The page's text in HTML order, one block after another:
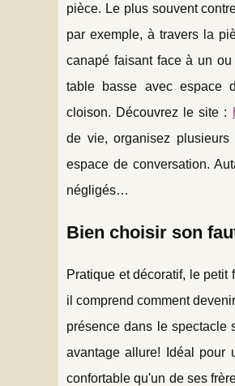
pièce. Le plus souvent
par exemple, à travers la
canapé faisant face à un
table basse avec espace
cloison. Découvrez le site :
de vie, organisez
espace de conversation.
négligés…
Bien choisir son
Pratique et décoratif, le
il comprend comment
présence dans le spectacle
avantage allure! Idéal pour
confortable qu'un de ses